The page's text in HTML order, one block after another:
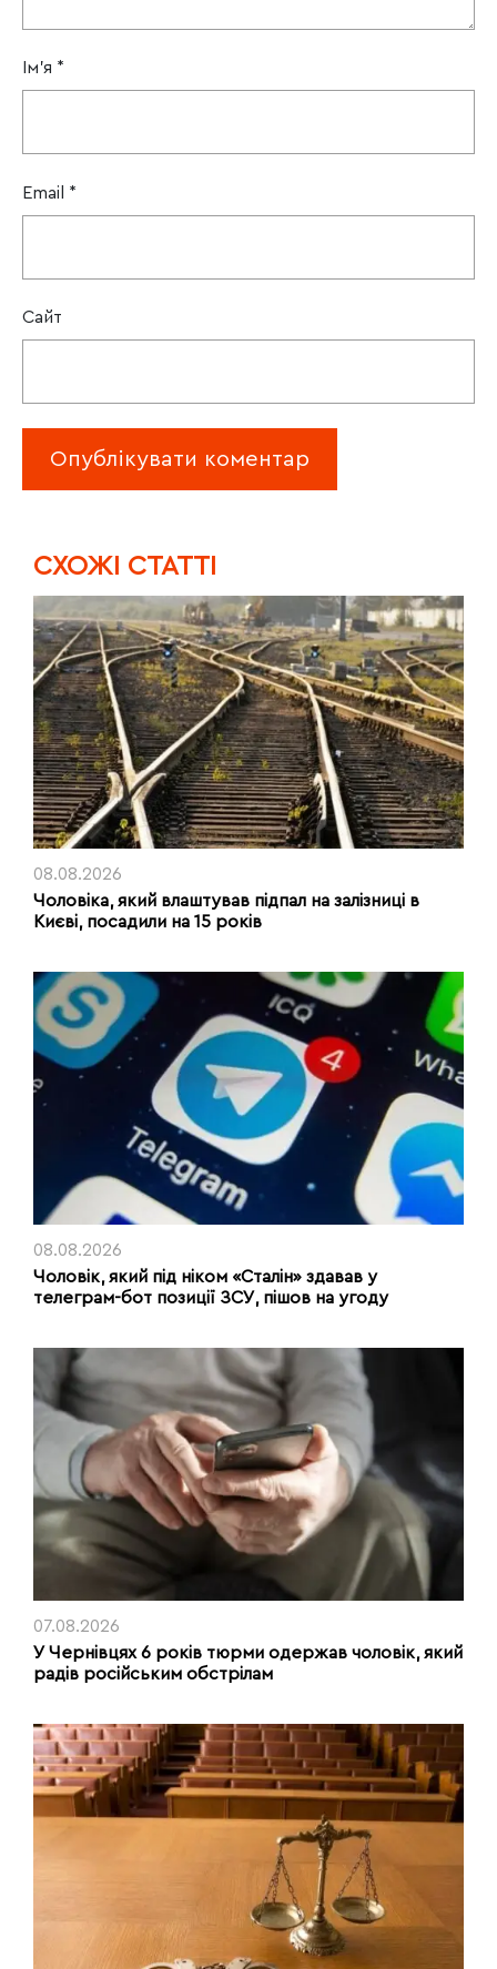
Ім'я *
Email *
Сайт
CХОЖІ СТАТТІ
08.08.2026
Чоловіка, який влаштував підпал на залізниці в
Києві, посадили на 15 років
08.08.2026
Чоловік, який під ніком «Сталін» здавав у
телеграм-бот позиції ЗСУ, пішов на угоду
07.08.2026
У Чернівцях 6 років тюрми одержав чоловік, який
радів російським обстрілам